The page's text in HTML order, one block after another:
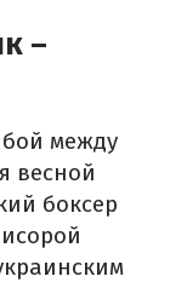
–
между
весной
боксер